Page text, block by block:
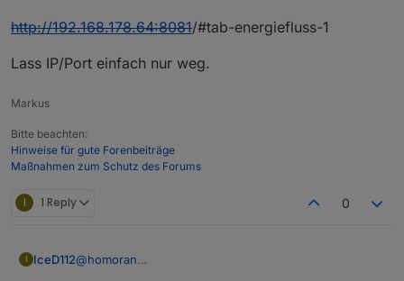
http://192.168.178.64:8081/#tab-energiefluss-1
Lass IP/Port einfach nur weg.
Markus
Bitte beachten:
Hinweise für gute Forenbeiträge
Maßnahmen zum Schutz des Forums
I 1 Reply 0
IceD112@homoran